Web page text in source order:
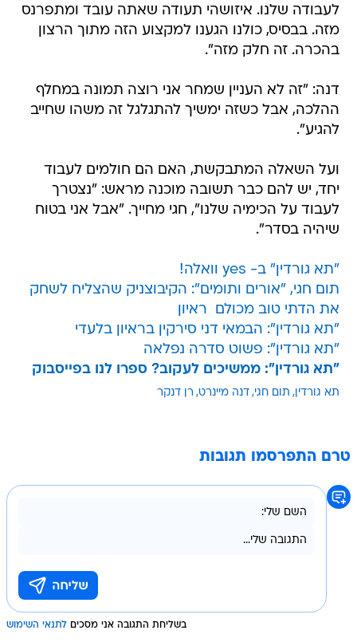
לעבודה שלנו. איזושהי תעודה שאתה עובד ומתפרנס
מזה. בבסיס, כולנו הגענו למקצוע הזה מתוך הרצון
בהכרה. זה חלק מזה".
דנה: "זה לא העניין שמחר אני רוצה תמונה במחלף
ההלכה, אבל כשזה ימשיך להתגלגל זה משהו שחייב
להגיע".
ועל השאלה המתבקשת, האם הם חולמים לעבוד
יחד, יש להם כבר תשובה מוכנה מראש: "נצטרך
לעבוד על הכימיה שלנו", חגי מחייך. "אבל אני בטוח
שיהיה בסדר".
"תא גורדין" ב- yes וואלה!
תום חגי, "אורים ותומים": הקיבוצניק שהצליח לשחק
את הדתי טוב מכולם  ראיון
"תא גורדין": הבמאי דני סירקין בראיון בלעדי
"תא גורדין": פשוט סדרה נפלאה
"תא גורדין": ממשיכים לעקוב? ספרו לנו בפייסבוק
תא גורדין תום חגי דנה מיינרט רן דנקר
טרם התפרסמו תגובות
בשליחת התגובה אני מסכים לתנאי השימוש